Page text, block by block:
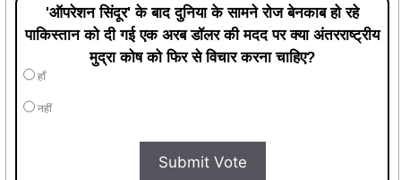
'ऑपरेशन सिंदूर' के बाद दुनिया के सामने रोज बेनकाब हो रहे
पाकिस्तान को दी गई एक अरब डॉलर की मदद पर क्या अंतरराष्ट्रीय
मुद्रा कोष को फिर से विचार करना चाहिए?
हाँ
नहीं
Submit Vote